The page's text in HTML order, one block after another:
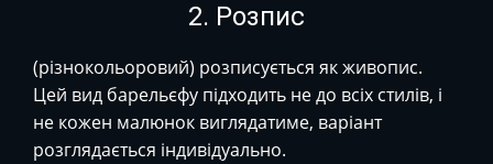
2. Розпис
(різнокольоровий) розписується як живопис.
Цей вид барельєфу підходить не до всіх стилів, і
не кожен малюнок виглядатиме, варіант
розглядається індивідуально.